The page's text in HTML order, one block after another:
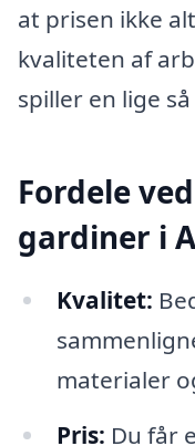
at prisen ikke
kvaliteten af
spiller en lige
Fordele
gardiner i
Kvalitet:
materialer
Pris: Du får